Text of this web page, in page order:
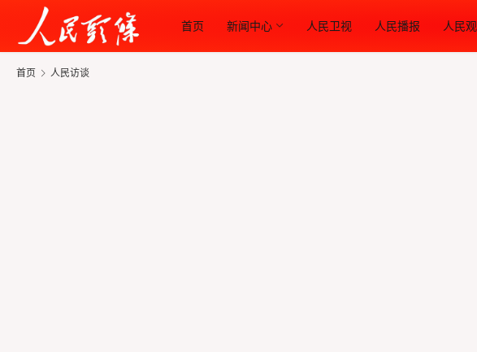
首页 新闻中心 人民卫视 人民播报 人民
首页 人民访谈